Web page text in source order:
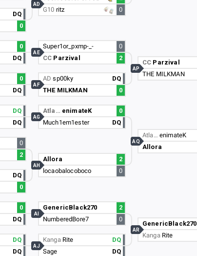
DQ
0
0
DQ
0
DQ
DQ
DQ
0
2
DQ
0
0
DQ
DQ
DQ
G10 ritz 0
AD
Super1or_pxmp-_-
0
CC Parzival 2
AE
ADsp00ky
DQ
THE MILKMAN
0
AF
Atla… enimateK
0
Much1em1ester
DQ
AG
Allora
2
locaobalocoboco
0
AH
GenericBlack270
2
NumberedBore7
0
AI
Kanga Rite
DQ
Sage
DQ
AJ
CC Parzival
THE MILKMAN
AP
Atla… enimateK
Allora
AQ
GenericBlack270
Kanga Rite
AR